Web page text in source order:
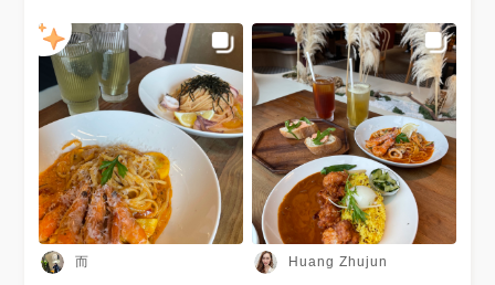
北▴信義區│信義誠品美食│美味
和風義大利麵101景觀咖啡店
│waku waku pasta 信義誠品
店 Blog：
https://jkaln4869.pixnet.net/blog/post/36288623
#yummyfood #foodstagram
#instafood #eeeeeats #台北
美食 #波波打卡 #波波發胖 #吃
貨 #吃貨人生 #吃貨日記 #吃貨
女孩 #吃貨日常 #美食
#foodpics #4foodieforfoodie
#taipeifood #foodie
#popdaily #howsayhow
#howsaylove #cafe
美食 #信義誠品美食 #義大利麵
#咖哩飯 #taiwan #taipei
#taiwanfood #taipeifood
#wakuwakupasta #ccㄘ台北
2022/08/16
上綠色的奶油有茶味很讚～～～
葡萄也很甜 推推😍
鮭魚卵明太子滿滿我愛的組合
吃起來口味濃郁擠上檸檬增加清
爽感 鮭魚卵跟明太子增加不同
口感喜歡♡ 松💰266 這個套餐
內容有麵包、開胃菜、甜品跟飲
品 開胃菜我選擇的是招牌秘醬
唐揚炸雞 炸雞吃起來酥脆肉質
多汁蠻不錯的 甜點我選擇的是
琥珀三溫糖布丁 布丁吃起來滑
嫩苦甜焦糖蠻好吃的 這家店不
只環境漂亮食物也蠻好吃的 坐
在窗邊的位置還能看到101 整體
而言蠻不錯還蠻喜歡的(⁎⁍̴̛ᴗ⁍̴̛⁎)
而 Huang Zhujun